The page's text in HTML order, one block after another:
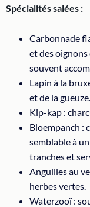
Spécialités salées :
Carbonnade
et des oignons
souvent
Lapin à la
et de la gueuze.
Kip-kap :
Bloempanch :
semblable à
tranches et
Anguilles au
herbes vertes.
Waterzooï :